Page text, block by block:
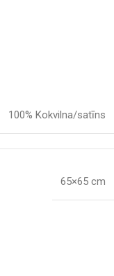
100% Kokvilna/satīns
65×65 cm